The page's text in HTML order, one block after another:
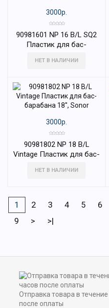
3000р.
90981601 NP 16 B/L SQ2
Пластик для бас-
НЕТ В НАЛИЧИИ
3000р.
90981802 NP 18 B/L
Vintage Пластик для бас-
НЕТ В НАЛИЧИИ
1 2 3 4 5 6
9
> >|
Отправка товара в
после оплаты